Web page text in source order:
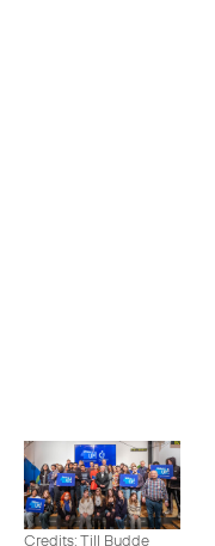
Credits: Till Budde